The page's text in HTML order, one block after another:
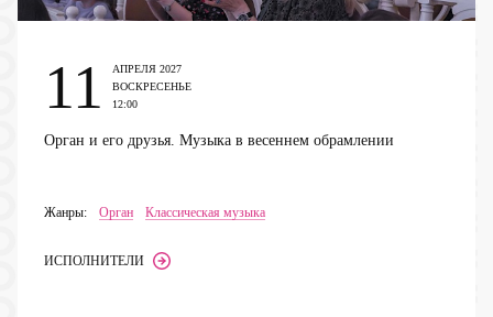
11
АПРЕЛЯ 2027
ВОСКРЕСЕНЬЕ
12:00
Орган и его друзья. Музыка в весеннем обрамлении
Жанры: Орган Классическая музыка
ИСПОЛНИТЕЛИ